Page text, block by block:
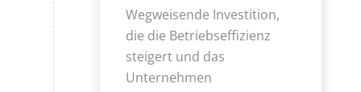
Wegweisende Investition,
die die Betriebseffizienz
steigert und das
Unternehmen